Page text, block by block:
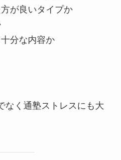
が良いタイプか
分な内容か
なく通塾ストレスにも大